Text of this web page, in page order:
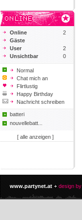
Online
2
Gäste
User
2
Unsichtbar
0
Normal
Chat mich an
Flirtlustig
Happy Birthday
Nachricht schreiben
batteri
nouvellebatt...
[ alle anzeigen ]
www.partynet.at design by